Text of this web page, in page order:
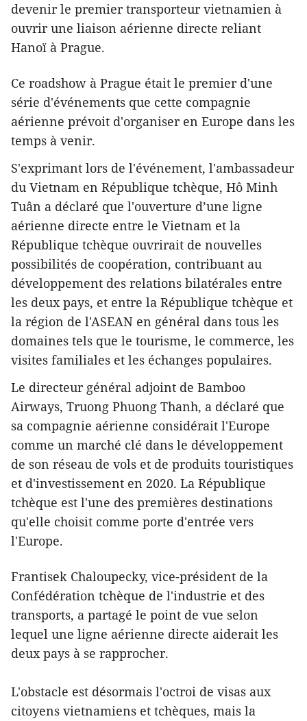
devenir le premier transporteur vietnamien à
ouvrir une liaison aérienne directe reliant
Hanoï à Prague.
Ce roadshow à Prague était le premier d'une
série d'événements que cette compagnie
aérienne prévoit d'organiser en Europe dans les
temps à venir.
S'exprimant lors de l'événement, l'ambassadeur
du Vietnam en République tchèque, Hô Minh
Tuân a déclaré que l'ouverture d’une ligne
aérienne directe entre le Vietnam et la
République tchèque ouvrirait de nouvelles
possibilités de coopération, contribuant au
développement des relations bilatérales entre
les deux pays, et entre la République tchèque et
la région de l'ASEAN en général dans tous les
domaines tels que le tourisme, le commerce, les
visites familiales et les échanges populaires.
Le directeur général adjoint de Bamboo
Airways, Truong Phuong Thanh, a déclaré que
sa compagnie aérienne considérait l'Europe
comme un marché clé dans le développement
de son réseau de vols et de produits touristiques
et d'investissement en 2020. La République
tchèque est l'une des premières destinations
qu'elle choisit comme porte d'entrée vers
l'Europe.
Frantisek Chaloupecky, vice-président de la
Confédération tchèque de l'industrie et des
transports, a partagé le point de vue selon
lequel une ligne aérienne directe aiderait les
deux pays à se rapprocher.
L'obstacle est désormais l'octroi de visas aux
citoyens vietnamiens et tchèques, mais la